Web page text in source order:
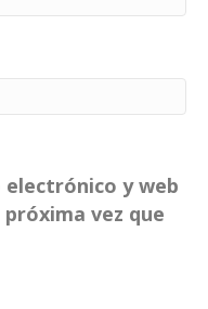
electrónico y web
vez que